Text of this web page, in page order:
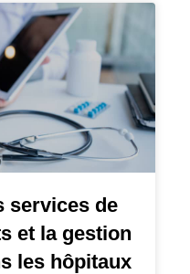
services de
et la gestion
les hôpitaux